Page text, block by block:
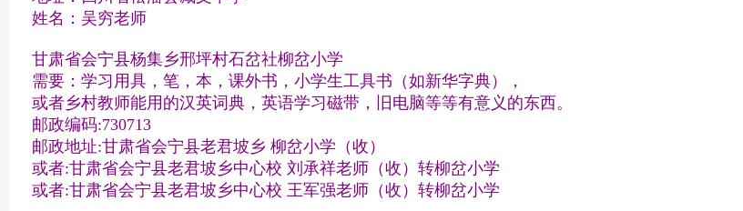
姓名：吴穷老师
甘肃省会宁县杨集乡邢坪村石岔社柳岔小学
需要：学习用具，笔，本，课外书，小学生工具书（如新华字典），
或者乡村教师能用的汉英词典，英语学习磁带，旧电脑等等有意义的东西。
邮政编码:730713
邮政地址:甘肃省会宁县老君坡乡 柳岔小学（收）
或者:甘肃省会宁县老君坡乡中心校 刘承祥老师（收）转柳岔小学
或者:甘肃省会宁县老君坡乡中心校 王军强老师（收）转柳岔小学